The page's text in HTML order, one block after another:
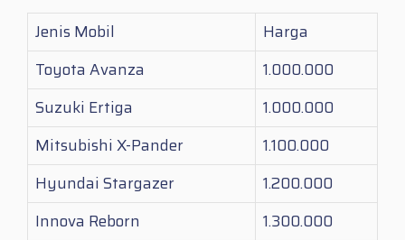
Jenis Mobil
Harga
Toyota Avanza
1.000.000
Suzuki Ertiga
1.000.000
Mitsubishi X-Pander
1.100.000
Hyundai Stargazer
1.200.000
Innova Reborn
1.300.000